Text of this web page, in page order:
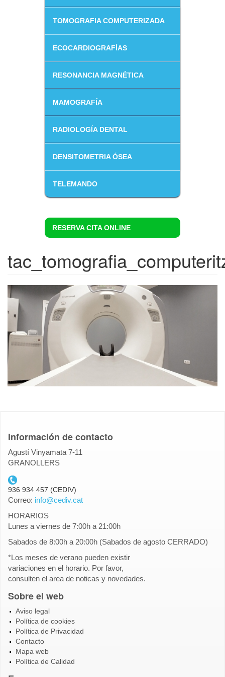
TOMOGRAFIA COMPUTERIZADA
ECOCARDIOGRAFÍAS
RESONANCIA MAGNÉTICA
MAMOGRAFÍA
RADIOLOGÍA DENTAL
DENSITOMETRIA ÓSEA
TELEMANDO
RESERVA CITA ONLINE
Información de contacto
Agustí Vinyamata 7-11
GRANOLLERS
telefon_cediv.gif
936 934 457 (CEDIV)
Correo: info@cediv.cat
HORARIOS
Lunes a viernes de 7:00h a 21:00h
Sabados de 8:00h a 20:00h (Sabados de agosto CERRADO)
*Los meses de verano pueden existir
variaciones en el horario. Por favor,
consulten el area de noticas y novedades.
Sobre el web
Aviso legal
Política de cookies
Política de Privacidad
Contacto
Mapa web
Política de Calidad